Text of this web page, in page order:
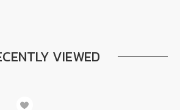
VIEWED